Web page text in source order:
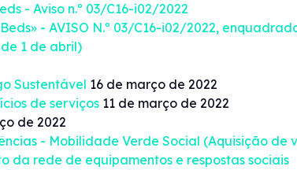
- Aviso n.º 03/C16-i02/2022
- AVISO N.º 03/C16-i02/2022,
1 de abril)
Sustentável 16 de março de 2022
de serviços 11 de março de 2022
de 2022
- Mobilidade Verde Social (Aquisição de
da rede de equipamentos e respostas sociais